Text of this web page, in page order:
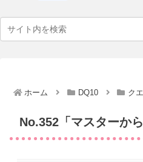
ホーム DQ10 ク
No.352「マスターか